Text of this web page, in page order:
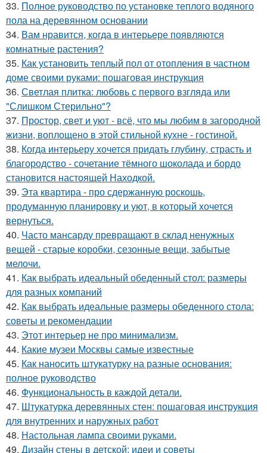
33. Полное руководство по установке теплого водяного
пола на деревянном основании
34. Вам нравится, когда в интерьере появляются
комнатные растения?
35. Как установить теплый пол от отопления в частном
доме своими руками: пошаговая инструкция
36. Светлая плитка: любовь с первого взгляда или
"Слишком Стерильно"?
37. Простор, свет и уют - всё, что мы любим в загородной
жизни, воплощено в этой стильной кухне - гостиной.
38. Когда интерьеру хочется придать глубину, страсть и
благородство - сочетание тёмного шоколада и бордо
становится настоящей Находкой.
39. Эта квартира - про сдержанную роскошь,
продуманную планировку и уют, в который хочется
вернуться.
40. Часто мансарду превращают в склад ненужных
вещей - старые коробки, сезонные вещи, забытые
мелочи.
41. Как выбрать идеальный обеденный стол: размеры
для разных компаний
42. Как выбрать идеальные размеры обеденного стола:
советы и рекомендации
43. Этот интерьер не про минимализм.
44. Какие музеи Москвы самые известные
45. Как наносить штукатурку на разные основания:
полное руководство
46. Функциональность в каждой детали.
47. Штукатурка деревянных стен: пошаговая инструкция
для внутренних и наружных работ
48. Настольная лампа своими руками.
49. Дизайн стены в детской: идеи и советы